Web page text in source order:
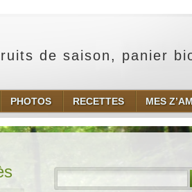
de saison, panier
PHOTOS RECETTES MES